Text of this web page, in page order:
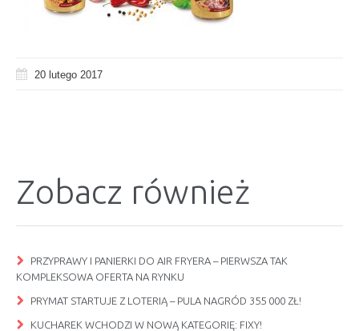
20 lutego 2017
Zobacz również
PRZYPRAWY I PANIERKI DO AIR FRYERA – PIERWSZA TAK
KOMPLEKSOWA OFERTA NA RYNKU
PRYMAT STARTUJE Z LOTERIĄ – PULA NAGRÓD 355 000 ZŁ!
KUCHAREK WCHODZI W NOWĄ KATEGORIĘ: FIXY!